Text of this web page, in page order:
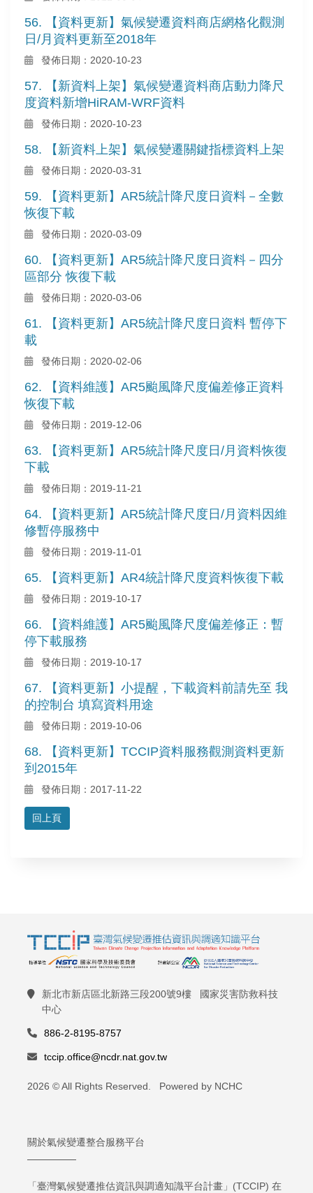
56. 【資料更新】氣候變遷資料商店網格化觀測
日/月資料更新至2018年
發佈日期：2020-10-23
57. 【新資料上架】氣候變遷資料商店動力降尺
度資料新增HiRAM-WRF資料
發佈日期：2020-10-23
58. 【新資料上架】氣候變遷關鍵指標資料上架
發佈日期：2020-03-31
59. 【資料更新】AR5統計降尺度日資料－全數
恢復下載
發佈日期：2020-03-09
60. 【資料更新】AR5統計降尺度日資料－四分
區部分 恢復下載
發佈日期：2020-03-06
61. 【資料更新】AR5統計降尺度日資料 暫停下
載
發佈日期：2020-02-06
62. 【資料維護】AR5颱風降尺度偏差修正資料
恢復下載
發佈日期：2019-12-06
63. 【資料更新】AR5統計降尺度日/月資料恢復
下載
發佈日期：2019-11-21
64. 【資料更新】AR5統計降尺度日/月資料因維
修暫停服務中
發佈日期：2019-11-01
65. 【資料更新】AR4統計降尺度資料恢復下載
發佈日期：2019-10-17
66. 【資料維護】AR5颱風降尺度偏差修正：暫
停下載服務
發佈日期：2019-10-17
67. 【資料更新】小提醒，下載資料前請先至 我
的控制台 填寫資料用途
發佈日期：2019-10-06
68. 【資料更新】TCCIP資料服務觀測資料更新
到2015年
發佈日期：2017-11-22
回上頁
新北市新店區北新路三段200號9樓 國家災害防救科技
中心
886-2-8195-8757
tccip.office@ncdr.nat.gov.tw
2026 © All Rights Reserved. Powered by NCHC
關於氣候變遷整合服務平台
「臺灣氣候變遷推估資訊與調適知識平台計畫」(TCCIP) 在